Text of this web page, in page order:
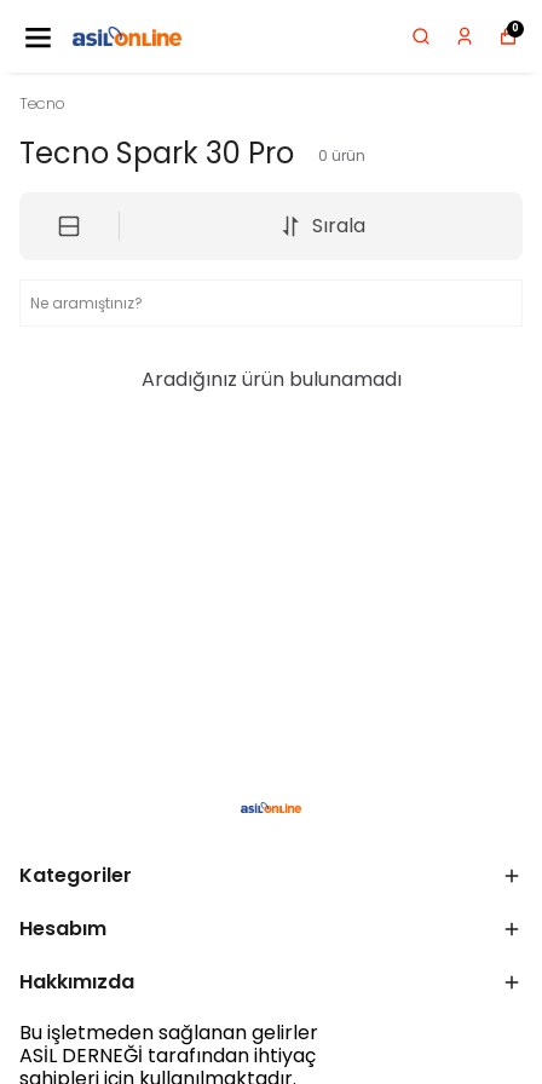
0
Tecno
Tecno Spark 30 Pro 0 ürün
Sırala
Aradığınız ürün bulunamadı
Kategoriler
Hesabım
Hakkımızda
Bu işletmeden sağlanan gelirler
ASİL DERNEĞİ tarafından ihtiyaç